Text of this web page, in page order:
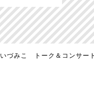
づみこ トーク＆コンサー